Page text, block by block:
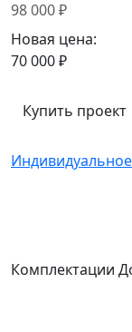
98 000 ₽
Новая цена:
70 000 ₽
Купить проект
Комплектации